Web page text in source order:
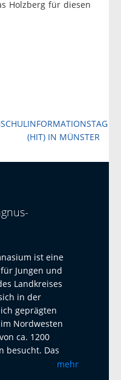
Holzberg für diesen
(HIT) IN MÜNSTER
ist eine
Jungen und
Landkreises
in der
geprägten
Nordwesten
ca. 1200
besucht. Das
ist eine offene
mehr